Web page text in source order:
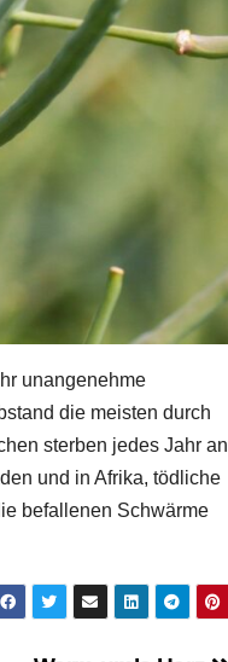
unangenehme
die meisten durch
sterben jedes Jahr an
und in Afrika, tödliche
befallenen Schwärme